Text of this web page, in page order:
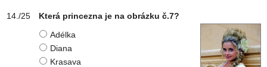
Která princezna je na obrázku č.7?
Adélka
Diana
Krasava